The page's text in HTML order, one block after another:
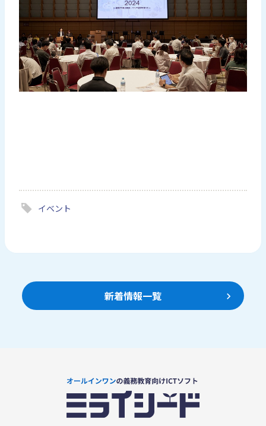
イベント
新着情報一覧